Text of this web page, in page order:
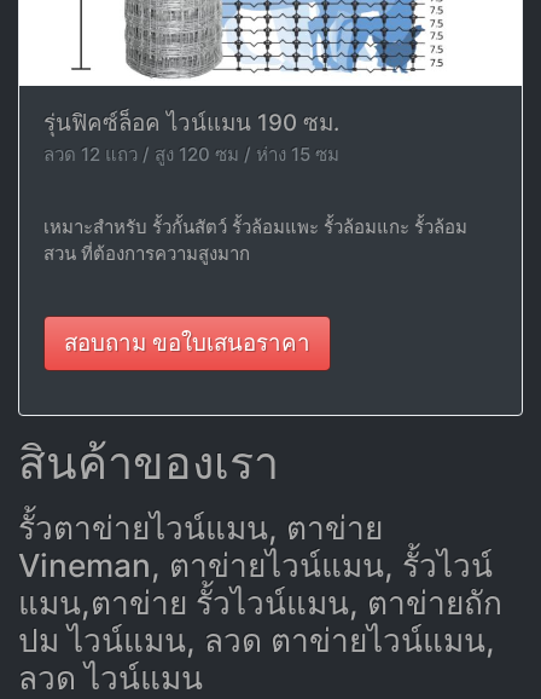
รุ่นฟิคซ์ล็อค ไวน์แมน 190 ซม.
ลวด 12 แถว / สูง 120 ซม / ห่าง 15 ซม
เหมาะสำหรับ รั้วกั้นสัตว์ รั้วล้อมแพะ รั้วล้อมแกะ รั้วล้อม
สวน ที่ต้องการความสูงมาก
สอบถาม ขอใบเสนอราคา
สินค้าของเรา
รั้วตาข่ายไวน์แมน, ตาข่าย
Vineman, ตาข่ายไวน์แมน, รั้วไวน์
แมน,ตาข่าย รั้วไวน์แมน, ตาข่ายถัก
ปม ไวน์แมน, ลวด ตาข่ายไวน์แมน,
ลวด ไวน์แมน